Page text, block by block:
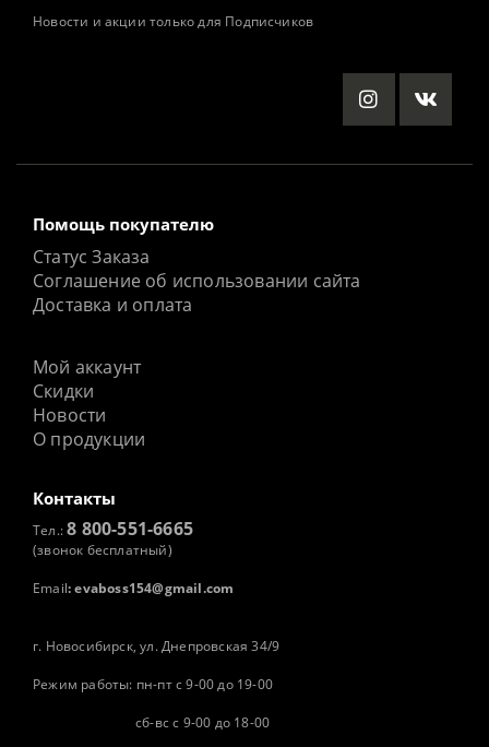
Новости и акции только для Подписчиков
Помощь покупателю
Статус Заказа
Соглашение об использовании сайта
Доставка и оплата
Мой аккаунт
Скидки
Новости
О продукции
Контакты
Тел.:8 800-551-6665
(звонок бесплатный)
Email: evaboss154@gmail.com
г. Новосибирск, ул. Днепровская 34/9
Режим работы: пн-пт с 9-00 до 19-00
сб-вс с 9-00 до 18-00